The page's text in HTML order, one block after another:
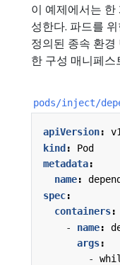
이 예제에서는
성한다. 파드를
정의된 종속 환경
한 구성 매니페스
pods/inject/
apiVersion:
v1
kind:
Pod
metadata:
name:
spec:
containers:
- name:
args:
-